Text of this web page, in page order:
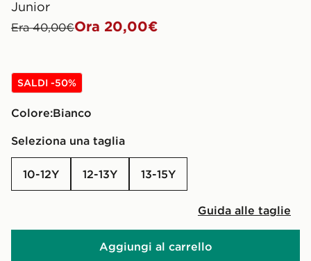
Junior
Era 40,00€Ora 20,00€
SALDI -50%
Colore:
bianco
Seleziona una taglia
10-12Y 12-13Y 13-15Y
Guida alle taglie
Aggiungi al carrello